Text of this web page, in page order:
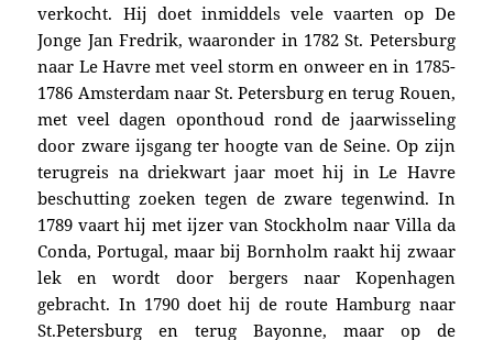
verkocht. Hij doet inmiddels vele vaarten op De
Jonge Jan Fredrik, waaronder in 1782 St. Petersburg
naar Le Havre met veel storm en onweer en in 1785-
1786 Amsterdam naar St. Petersburg en terug Rouen,
met veel dagen oponthoud rond de jaarwisseling
door zware ijsgang ter hoogte van de Seine. Op zijn
terugreis na driekwart jaar moet hij in Le Havre
beschutting zoeken tegen de zware tegenwind. In
1789 vaart hij met ijzer van Stockholm naar Villa da
Conda, Portugal, maar bij Bornholm raakt hij zwaar
lek en wordt door bergers naar Kopenhagen
gebracht. In 1790 doet hij de route Hamburg naar
St.Petersburg en terug Bayonne, maar op de